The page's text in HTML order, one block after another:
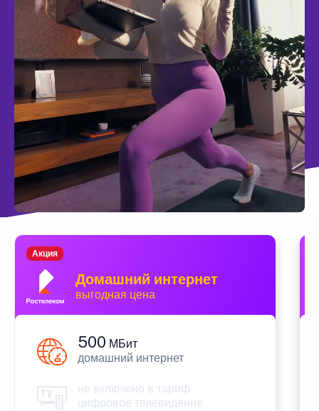
Домашний интернет
выгодная цена
Акция
500 МБит
домашний интернет
не включено в тариф
цифровое телевидение